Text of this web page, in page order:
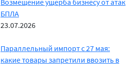
Возмещение ущерба бизнесу от атак
БПЛА
23.07.2026
Параллельный импорт с 27 мая:
какие товары запретили ввозить в